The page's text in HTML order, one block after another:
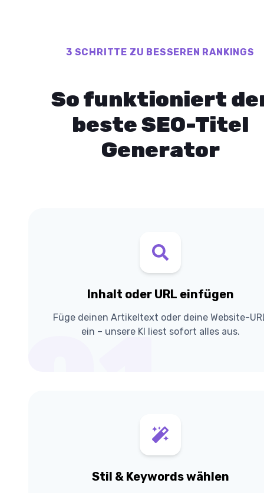
3 SCHRITTE ZU BESSEREN RANKINGS
So funktioniert
beste SEO-Titel
Generator
01
Inhalt oder URL einfügen
Füge deinen Artikeltext oder deine Website-
ein – unsere KI liest sofort alles aus.
Stil & Keywords wählen